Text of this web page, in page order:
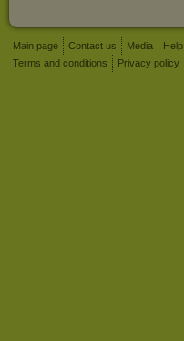
Main page Contact us Media Help
Terms and conditions
Privacy policy